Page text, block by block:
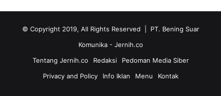
© Copyright 2019, All Rights Reserved | PT. Bening Suar
Komunika - Jernih.co
Tentang Jernih.co
Redaksi
Pedoman Media Siber
Privacy and Policy
Info Iklan Menu Kontak